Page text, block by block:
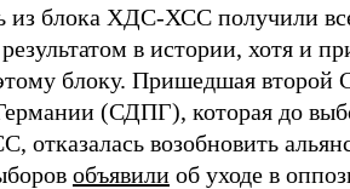
из блока ХДС-ХСС получили
в истории, хотя и
блоку. Пришедшая второй
(СДПГ), которая до
отказалась возобновить
объявили об уходе в